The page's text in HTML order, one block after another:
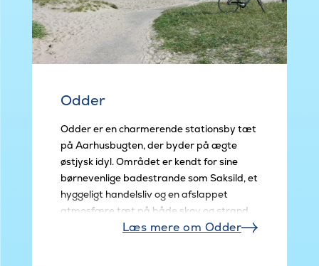
Odder
Odder er en charmerende stationsby tæt
på Aarhusbugten, der byder på ægte
østjysk idyl. Området er kendt for sine
børnevenlige badestrande som Saksild, et
hyggeligt handelsliv og en afslappet
atmosfære tæt på både skov og strand.
Læs mere om Odder